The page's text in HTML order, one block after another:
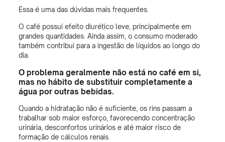
Essa é uma das dúvidas mais frequentes.
O café possui efeito diurético leve, principalmente em
grandes quantidades. Ainda assim, o consumo moderado
também contribui para a ingestão de líquidos ao longo do
dia.
O problema geralmente não está no café em si,
mas no hábito de substituir completamente a
água por outras bebidas.
Quando a hidratação não é suficiente, os rins passam a
trabalhar sob maior esforço, favorecendo concentração
urinária, desconfortos urinários e até maior risco de
formação de cálculos renais.